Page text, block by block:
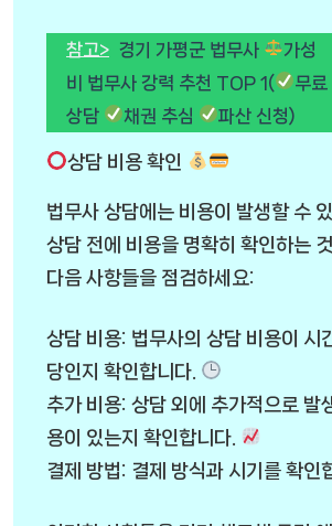
참고> 경기 가평군 법무사
가성
비 법무사 강력 추천 TOP 1(
무료
상담
채권 추심 파산 신청)
상담 비용 확인
법무사 상담에는 비용이 발생할 수
상담 전에 비용을 명확히 확인하는
다음 사항들을 점검하세요:
상담 비용: 법무사의 상담 비용이 시
당인지 확인합니다.
추가 비용: 상담 외에 추가적으로 발
용이 있는지 확인합니다.
결제 방법: 결제 방식과 시기를 확인